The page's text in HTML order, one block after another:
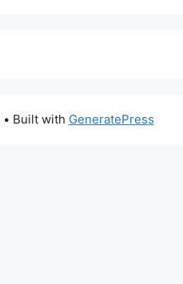
• Built with GeneratePress